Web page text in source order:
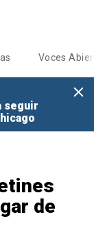
Voces
seguir
de